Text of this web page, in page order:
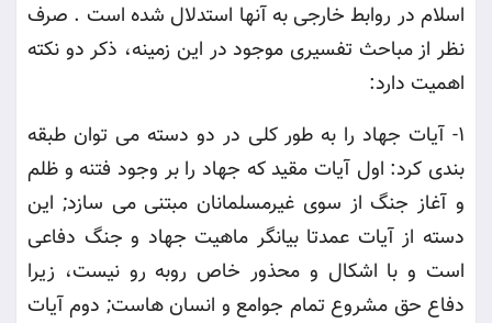
اسلام در روابط خارجی به آنها استدلال شده است . صرف
نظر از مباحث تفسیری موجود در این زمینه، ذکر دو نکته
اهمیت دارد:
1- آیات جهاد را به طور کلی در دو دسته می توان طبقه
بندی کرد: اول آیات مقید که جهاد را بر وجود فتنه و ظلم
و آغاز جنگ از سوی غیرمسلمانان مبتنی می سازد; این
دسته از آیات عمدتا بیانگر ماهیت جهاد و جنگ دفاعی
است و با اشکال و محذور خاص روبه رو نیست، زیرا
دفاع حق مشروع تمام جوامع و انسان هاست; دوم آیات